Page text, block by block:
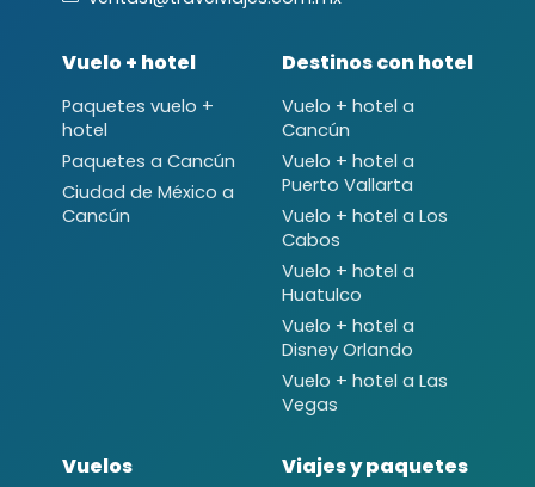
Vuelo + hotel
Paquetes vuelo +
hotel
Paquetes a Cancún
Ciudad de México a
Cancún
Destinos con hotel
Vuelo + hotel a
Cancún
Vuelo + hotel a
Puerto Vallarta
Vuelo + hotel a Los
Cabos
Vuelo + hotel a
Huatulco
Vuelo + hotel a
Disney Orlando
Vuelo + hotel a Las
Vegas
Vuelos Viajes y paquetes